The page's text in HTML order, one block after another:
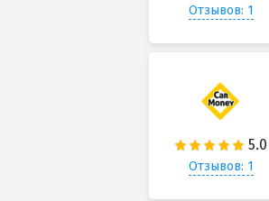
Отзывов: 1
Отзывов: 1